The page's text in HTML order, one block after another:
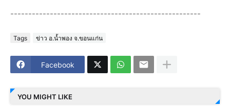
-----------------------------------------------------
Tags ข่าว อ.น้ำพอง จ.ขอนแก่น
Facebook
YOU MIGHT LIKE